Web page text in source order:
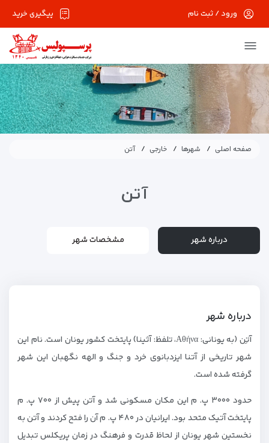
پیگیری خرید ورود / ثبت نام
صفحه اصلی شهرها خارجی آتن
آتن
درباره شهر مشخصات شهر
درباره شهر
آتِن (به یونانی: Αθήνα، تلفظ: آثینا) پایتخت کشور یونان است. نام این
شهر تاریخی از آتنا ایزدبانوی خرد و جنگ و الهه نگهبان این شهر
گرفته شده است.
حدود ۳۰۰۰ پ. م این مکان مسکونی شد و آتن پیش از ۷۰۰ پ. م
پایتخت آتیک متحد بود. ایرانیان در ۴۸۰ پ. م آن را فتح کردند و آتن به
نخستین شهر یونان از لحاظ قدرت و فرهنگ در زمان پریکلس تبدیل